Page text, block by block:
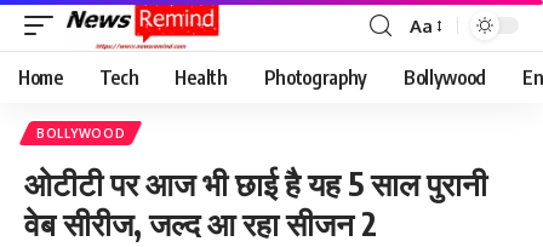
Font
Resizer
Aa
Home Tech Health Photography Bollywood
BOLLYWOOD
ओटीटी पर आज भी छाई है यह 5 साल पुरानी
वेब सीरीज, जल्द आ रहा सीजन 2